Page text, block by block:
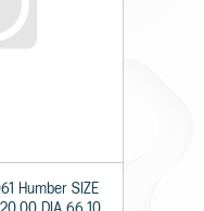
Humber SIZE